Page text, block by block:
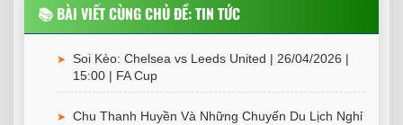
📚 BÀI VIẾT CÙNG CHỦ ĐỀ:TIN TỨC
➤ Soi Kèo: Chelsea vs Leeds United | 26/04/2026 |
15:00 | FA Cup
➤ Chu Thanh Huyền Và Những Chuyến Du Lịch Nghỉ